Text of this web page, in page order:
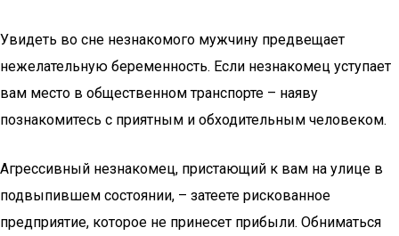
Увидеть во сне незнакомого мужчину предвещает
нежелательную беременность. Если незнакомец уступает
вам место в общественном транспорте – наяву
познакомитесь с приятным и обходительным человеком.
Агрессивный незнакомец, пристающий к вам на улице в
подвыпившем состоянии, – затеете рискованное
предприятие, которое не принесет прибыли. Обниматься